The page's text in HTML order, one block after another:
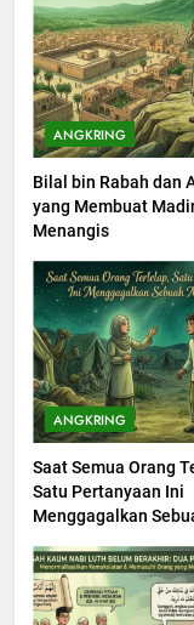
ANGKRING
Bilal bin Rabah dan
yang Membuat
Menangis
ANGKRING
Saat Semua Orang
Satu Pertanyaan Ini
Menggagalkan
200
201
202